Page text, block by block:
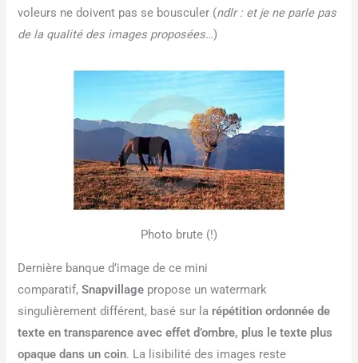
voleurs ne doivent pas se bousculer (ndlr : et je ne parle pas
de la qualité des images proposées…)
Photo brute (!)
Dernière banque d’image de ce mini
comparatif,Snapvillage propose un watermark
singulièrement différent, basé sur la répétition ordonnée de
texte en transparence avec effet d’ombre, plus le texte plus
opaque dans un coin. La lisibilité des images reste